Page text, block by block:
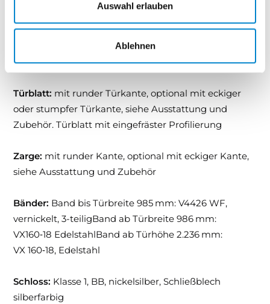
Auswahl erlauben
Ablehnen
Kontur ist die ideale Wahl für alle, die Wert auf
Understatement, Langlebigkeit und Qualität legen –
mit Stil, aber ohne Aufdringlichkeit.
Türblatt: mit runder Türkante, optional mit eckiger
oder stumpfer Türkante, siehe Ausstattung und
Zubehör. Türblatt mit eingefräster Profilierung
Zarge: mit runder Kante, optional mit eckiger Kante,
siehe Ausstattung und Zubehör
Bänder: Band bis Türbreite 985 mm: V4426 WF,
vernickelt, 3-teiligBand ab Türbreite 986 mm:
VX160‑18 EdelstahlBand ab Türhöhe 2.236 mm:
VX 160‑18, Edelstahl
Schloss: Klasse 1, BB, nickelsilber, Schließblech
silberfarbig